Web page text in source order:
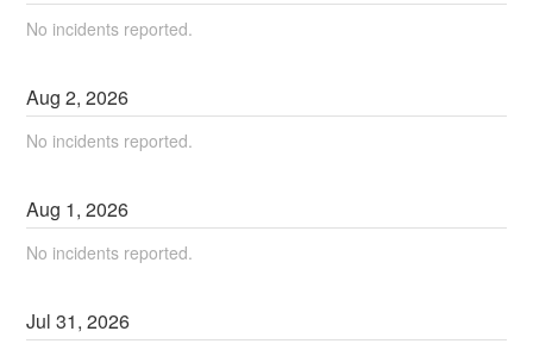
No incidents reported.
Aug2,2026
No incidents reported.
Aug 1,2026
No incidents reported.
Jul31,2026